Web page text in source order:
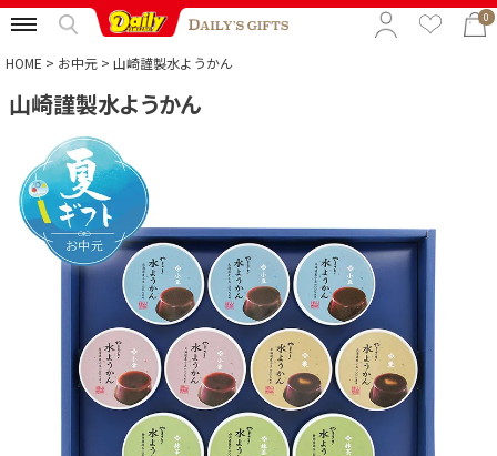
0
特集から選ぶ
予算から選ぶ
カテゴリから選ぶ
贈る相手から選ぶ
HOME お中元 山崎謹製水ようかん
山崎謹製水ようかん